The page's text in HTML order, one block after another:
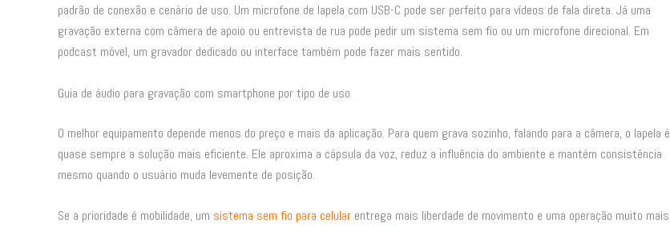
padrão de conexão e cenário de uso. Um microfone de lapela com USB-C pode ser perfeito para vídeos de fala direta. Já uma
gravação externa com câmera de apoio ou entrevista de rua pode pedir um sistema sem fio ou um microfone direcional. Em
podcast móvel, um gravador dedicado ou interface também pode fazer mais sentido.
Guia de áudio para gravação com smartphone por tipo de uso
O melhor equipamento depende menos do preço e mais da aplicação. Para quem grava sozinho, falando para a câmera, o lapela é
quase sempre a solução mais eficiente. Ele aproxima a cápsula da voz, reduz a influência do ambiente e mantém consistência
mesmo quando o usuário muda levemente de posição.
Se a prioridade é mobilidade, um sistema sem fio para celular entrega mais liberdade de movimento e uma operação muito mais